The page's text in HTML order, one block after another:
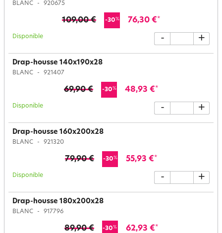
BLANC 920675
109,00 € -30% 76,30 €*
Disponible - +
Drap-housse 140x190x28
BLANC 921407
69,90 € -30% 48,93 €*
Disponible - +
Drap-housse 160x200x28
BLANC 921320
79,90 € -30% 55,93 €*
Disponible - +
Drap-housse 180x200x28
BLANC 917796
89,90 € -30% 62,93 €*